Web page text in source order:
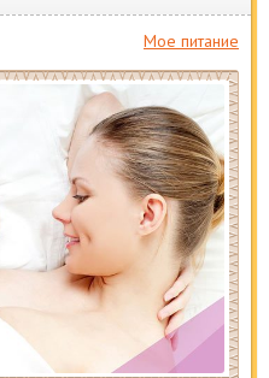
Мое питание